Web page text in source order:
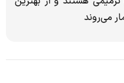
می‌روند